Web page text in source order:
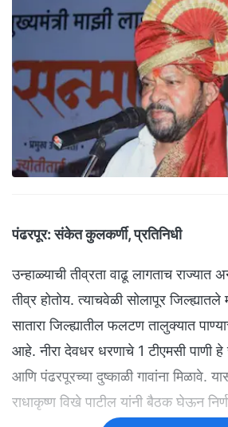
पंढरपूर: संकेत कुलकर्णी, प्रतिनिधी
उन्हाळ्याची तीव्रता वाढू लागताच राज्यात
तीव्र होतोय. त्याचवेळी सोलापूर
सातारा जिल्ह्यातील फलटण तालुक्यात
आहे. नीरा देवधर धरणाचे 1 टीएमसी पाणी हे
आणि पंढरपूरच्या दुष्काळी गावांना मिळावे.
राधाकृष्ण विखे पाटील यांनी बैठक घेऊन